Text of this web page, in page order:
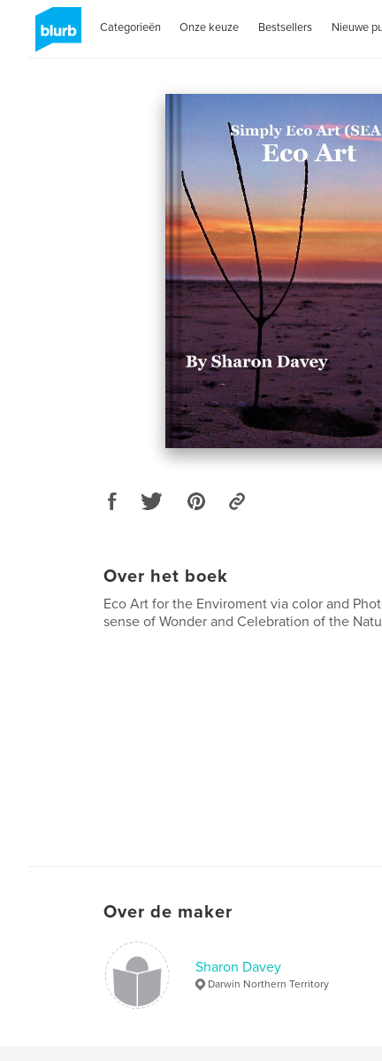
Categorieën Onze keuze Bestsellers Nieuwe
Over het boek
Eco Art for the Enviroment via color and
sense of Wonder and Celebration of the
Over de maker
Sharon Davey
Darwin Northern Territory